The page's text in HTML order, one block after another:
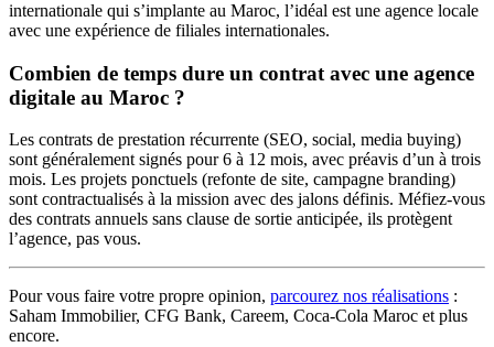
internationale qui s’implante au Maroc, l’idéal est une agence locale
avec une expérience de filiales internationales.
Combien de temps dure un contrat avec une agence
digitale au Maroc ?
Les contrats de prestation récurrente (SEO, social, media buying)
sont généralement signés pour 6 à 12 mois, avec préavis d’un à trois
mois. Les projets ponctuels (refonte de site, campagne branding)
sont contractualisés à la mission avec des jalons définis. Méfiez-vous
des contrats annuels sans clause de sortie anticipée, ils protègent
l’agence, pas vous.
Pour vous faire votre propre opinion, parcourez nos réalisations :
Saham Immobilier, CFG Bank, Careem, Coca-Cola Maroc et plus
encore.